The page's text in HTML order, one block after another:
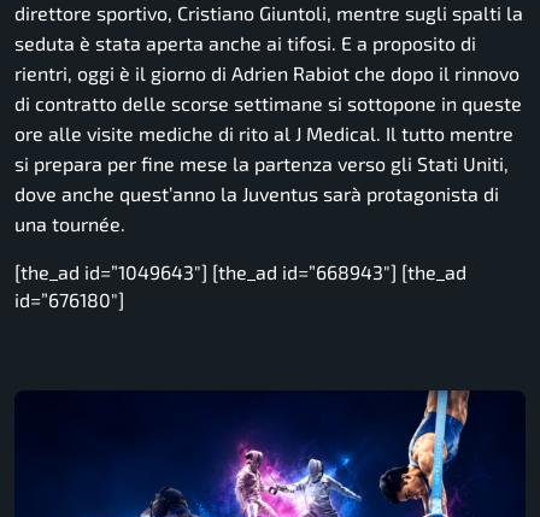
direttore sportivo, Cristiano Giuntoli, mentre sugli spalti la
seduta è stata aperta anche ai tifosi. E a proposito di
rientri, oggi è il giorno di Adrien Rabiot che dopo il rinnovo
di contratto delle scorse settimane si sottopone in queste
ore alle visite mediche di rito al J Medical. Il tutto mentre
si prepara per fine mese la partenza verso gli Stati Uniti,
dove anche quest’anno la Juventus sarà protagonista di
una tournée.
[the_ad id=”1049643″] [the_ad id=”668943″] [the_ad
id=”676180″]